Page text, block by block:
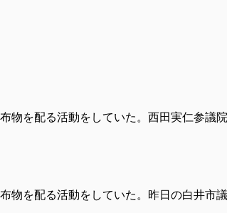
物を配る活動をしていた。西田実仁参
物を配る活動をしていた。昨日の白井